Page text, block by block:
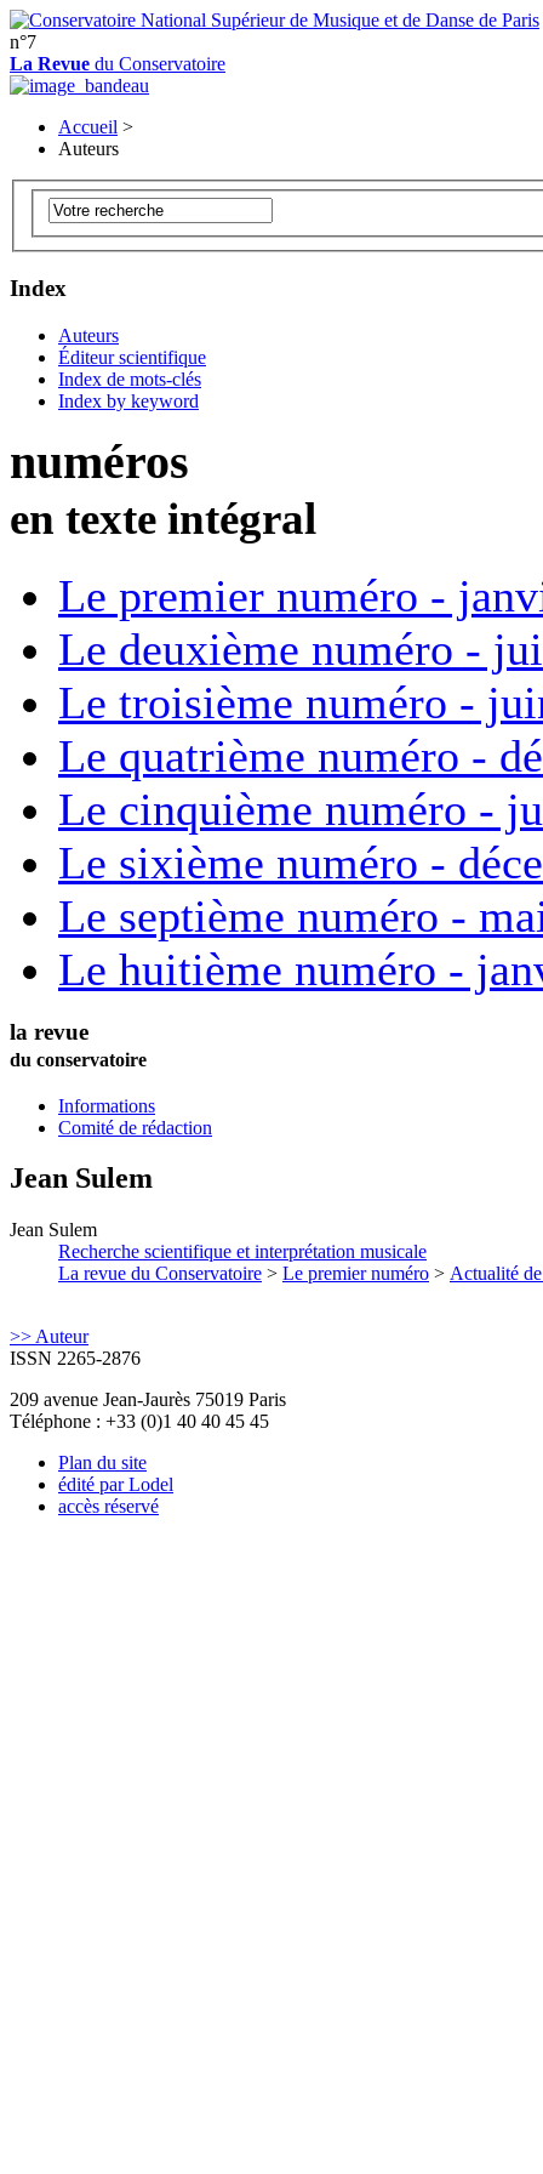
n°7
La Revue du Conservatoire
Accueil >
Auteurs
Index
Auteurs
Éditeur scientifique
Index de mots-clés
Index by keyword
numéros
en texte intégral
Le premier numéro -
Le deuxième numéro -
Le troisième numéro -
Le quatrième numéro -
Le cinquième numéro -
Le sixième numéro -
Le septième numéro -
Le huitième numéro -
la revue
du conservatoire
Informations
Comité de rédaction
Jean Sulem
Jean Sulem
Recherche scientifique et interprétation musicale
La revue du Conservatoire > Le premier numéro > Actualité
>> Auteur
ISSN 2265-2876
209 avenue Jean-Jaurès 75019 Paris
Téléphone : +33 (0)1 40 40 45 45
Plan du site
édité par Lodel
accès réservé